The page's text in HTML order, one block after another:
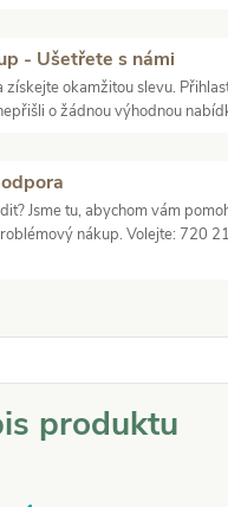
- Ušetřete s námi
získejte okamžitou slevu.
o žádnou výhodnou
Jsme tu, abychom vám
nákup. Volejte: 720
produktu